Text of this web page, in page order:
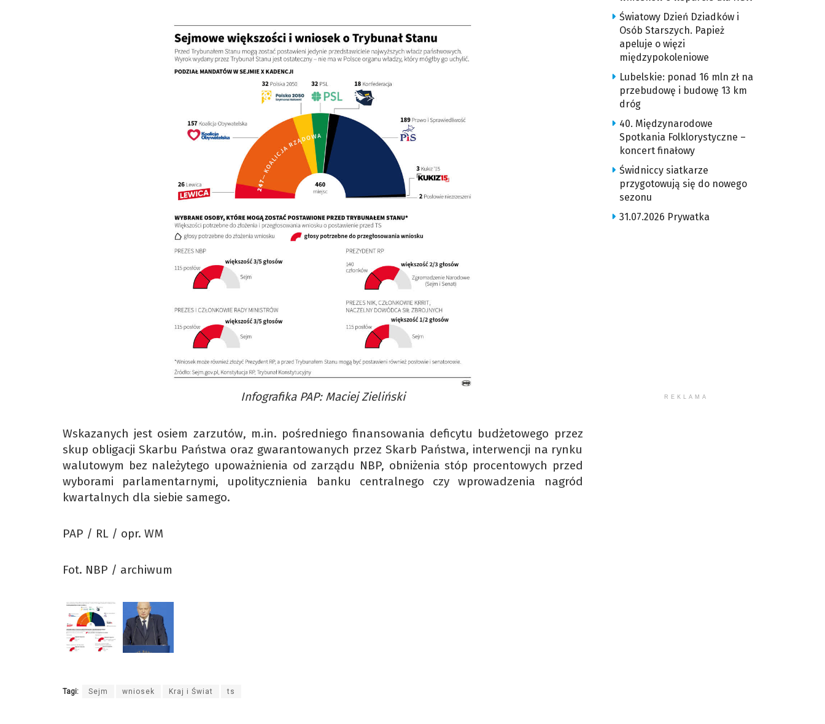
Infografika PAP: Maciej Zieliński
Wskazanych jest osiem zarzutów, m.in. pośredniego finansowania deficytu budżetowego przez
skup obligacji Skarbu Państwa oraz gwarantowanych przez Skarb Państwa, interwencji na rynku
walutowym bez należytego upoważnienia od zarządu NBP, obniżenia stóp procentowych przed
wyborami parlamentarnymi, upolitycznienia banku centralnego czy wprowadzenia nagród
kwartalnych dla siebie samego.
PAP / RL / opr. WM
Fot. NBP / archiwum
Tagi: Sejm wniosek Kraj i Świat ts
Światowy Dzień Dziadków i
Osób Starszych. Papież
apeluje o więzi
międzypokoleniowe
Lubelskie: ponad 16 mln zł na
przebudowę i budowę 13 km
dróg
40. Międzynarodowe
Spotkania Folklorystyczne –
koncert finałowy
Świdniccy siatkarze
przygotowują się do nowego
sezonu
31.07.2026 Prywatka
REKLAMA